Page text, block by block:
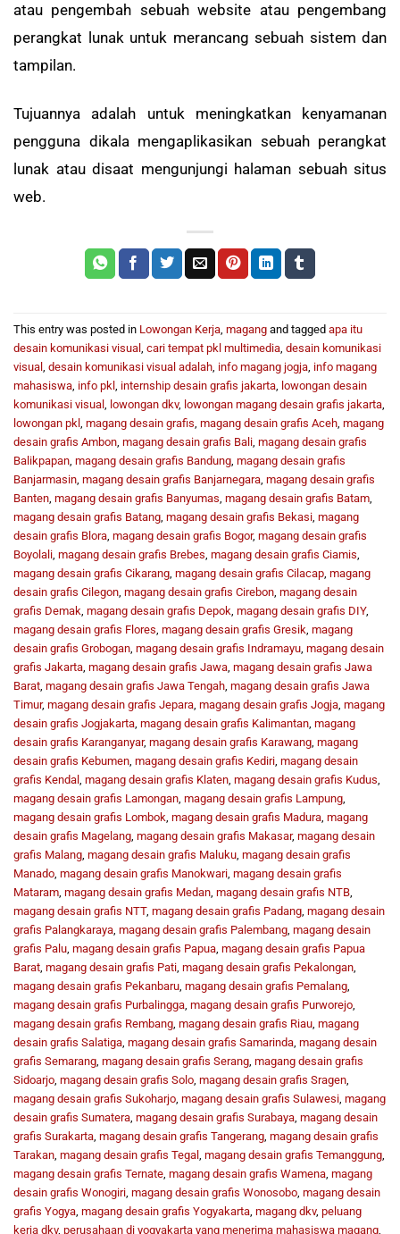
atau pengembah sebuahwebsite atau pengembang
perangkat lunak untuk merancang sebuah sistem dan
tampilan.
Tujuannya adalah untuk meningkatkan kenyamanan
pengguna dikala mengaplikasikan sebuah perangkat
lunak atau disaat mengunjungi halaman sebuah situs
web.
This entry was posted in Lowongan Kerja magang and tagged apa itu
desain komunikasi visual cari tempat pkl multimedia desain komunikasi
visual desain komunikasi visual adalah info magang jogja info magang
mahasiswa info pkl internship desain grafis jakarta lowongan desain
komunikasi visual lowongan dkv, lowongan magang desain grafis jakarta
lowongan pkl magang desain grafis magang desain grafis Aceh magang
desain grafis Ambon magang desain grafis Bali magang desain grafis
Balikpapan magang desain grafis Bandung magang desain grafis
Banjarmasin magang desain grafis Banjarnegara magang desain grafis
Banten magang desain grafis Banyumas magang desain grafis Batam
magang desain grafis Batang magang desain grafis Bekasi magang
desain grafis Blora magang desain grafis Bogor, magang desain grafis
Boyolali magang desain grafis Brebes magang desain grafis Ciamis
magang desain grafis Cikarang magang desain grafis Cilacap magang
desain grafis Cilegon magang desain grafis Cirebon magang desain
grafis Demak magang desain grafis Depok magang desain grafis DIY,
magang desain grafis Flores magang desain grafis Gresik magang
desain grafis Grobogan magang desain grafis Indramayu magang desain
grafis Jakarta magang desain grafis Jawa magang desain grafis Jawa
Barat magang desain grafis Jawa Tengah magang desain grafis Jawa
Timur, magang desain grafis Jepara magang desain grafis Jogja magang
desain grafis Jogjakarta magang desain grafis Kalimantan magang
desain grafis Karanganyar, magang desain grafis Karawang magang
desain grafis Kebumen magang desain grafis Kediri magang desain
grafis Kendal magang desain grafis Klaten magang desain grafis Kudus
magang desain grafis Lamongan magang desain grafis Lampung
magang desain grafis Lombok magang desain grafis Madura magang
desain grafis Magelang magang desain grafis Makasar, magang desain
grafis Malang magang desain grafis Maluku magang desain grafis
Manado magang desain grafis Manokwari magang desain grafis
Mataram magang desain grafis Medan magang desain grafis NTB
magang desain grafis NTT, magang desain grafis Padang magang desain
grafis Palangkaraya magang desain grafis Palembang magang desain
grafis Palu magang desain grafis Papua magang desain grafis Papua
Barat magang desain grafis Pati magang desain grafis Pekalongan
magang desain grafis Pekanbaru magang desain grafis Pemalang
magang desain grafis Purbalingga magang desain grafis Purworejo
magang desain grafis Rembang magang desain grafis Riau magang
desain grafis Salatiga magang desain grafis Samarinda magang desain
grafis Semarang magang desain grafis Serang magang desain grafis
Sidoarjo magang desain grafis Solo magang desain grafis Sragen
magang desain grafis Sukoharjo magang desain grafis Sulawesi magang
desain grafis Sumatera magang desain grafis Surabaya magang desain
grafis Surakarta magang desain grafis Tangerang magang desain grafis
Tarakan magang desain grafis Tegal magang desain grafis Temanggung
magang desain grafis Ternate magang desain grafis Wamena magang
desain grafis Wonogiri magang desain grafis Wonosobo magang desain
grafis Yogya magang desain grafis Yogyakarta magang dkv, peluang
kerja dkv, perusahaan di yogyakarta yang menerima mahasiswa magang